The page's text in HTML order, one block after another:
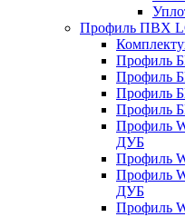
Профиль ПВХ
Профиль
Профиль
Профиль
Профиль
Профиль
ДУБ
Профиль
Профиль
ДУБ
Профиль